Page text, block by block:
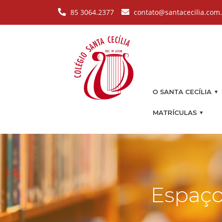
85 3064.2377
O SANTA CECÍLIA ▼
MATRÍCULAS ▼